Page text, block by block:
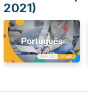
2021)